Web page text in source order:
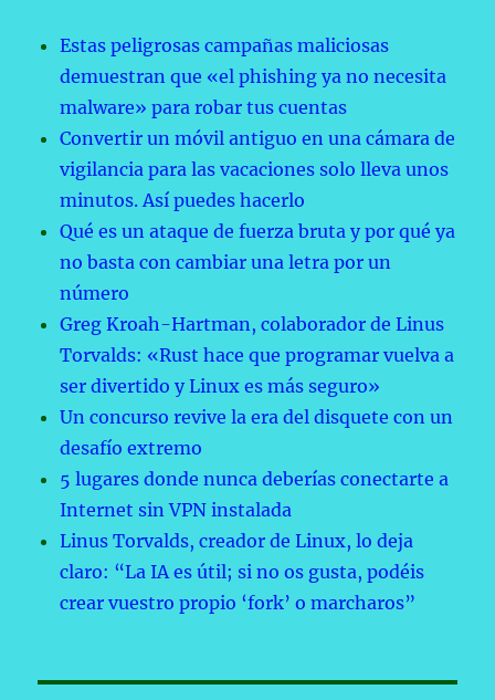
Estas peligrosas campañas maliciosas
demuestran que «el phishing ya no necesita
malware» para robar tus cuentas
Convertir un móvil antiguo en una cámara de
vigilancia para las vacaciones solo lleva unos
minutos. Así puedes hacerlo
Qué es un ataque de fuerza bruta y por qué ya
no basta con cambiar una letra por un
número
Greg Kroah-Hartman, colaborador de Linus
Torvalds: «Rust hace que programar vuelva a
ser divertido y Linux es más seguro»
Un concurso revive la era del disquete con un
desafío extremo
5 lugares donde nunca deberías conectarte a
Internet sin VPN instalada
Linus Torvalds, creador de Linux, lo deja
claro: “La IA es útil; si no os gusta, podéis
crear vuestro propio ‘fork’ o marcharos”